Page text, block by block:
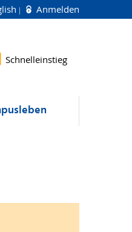
Anmelden
Schnelleinstieg